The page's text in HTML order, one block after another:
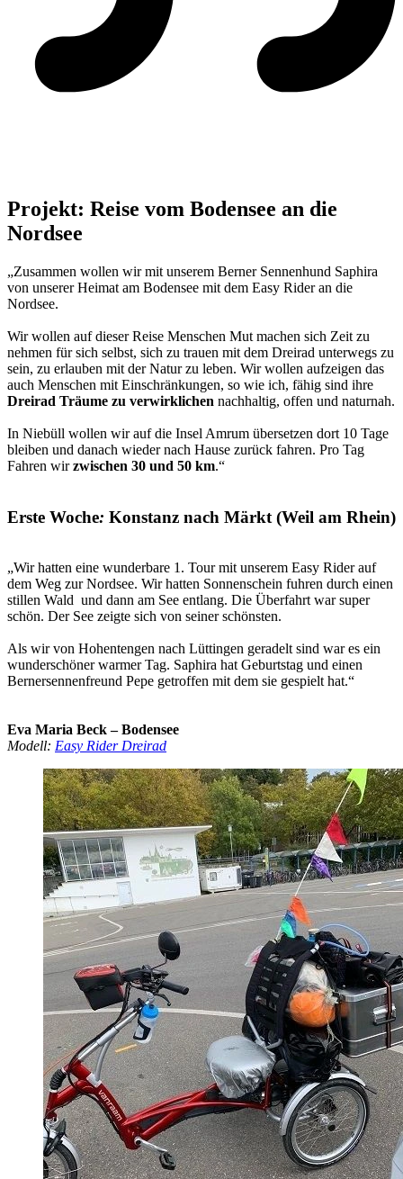
Projekt: Reise vom Bodensee an die
Nordsee
„Zusammen wollen wir mit unserem Berner Sennenhund Saphira
von unserer Heimat am Bodensee mit dem Easy Rider an die
Nordsee.
Wir wollen auf dieser Reise Menschen Mut machen sich Zeit zu
nehmen für sich selbst, sich zu trauen mit dem Dreirad unterwegs zu
sein, zu erlauben mit der Natur zu leben. Wir wollen aufzeigen das
auch Menschen mit Einschränkungen, so wie ich, fähig sind ihre
Dreirad Träume zu verwirklichen nachhaltig, offen und naturnah.
In Niebüll wollen wir auf die Insel Amrum übersetzen dort 10 Tage
bleiben und danach wieder nach Hause zurück fahren. Pro Tag
Fahren wirzwischen 30 und 50 km.“
Erste Woche: Konstanz nach Märkt (Weil am Rhein)
„Wir hatten eine wunderbare 1. Tour mit unserem Easy Rider auf
dem Weg zur Nordsee. Wir hatten Sonnenschein fuhren durch einen
stillen Wald und dann am See entlang. Die Überfahrt war super
schön. Der See zeigte sich von seiner schönsten.
Als wir von Hohentengen nach Lüttingen geradelt sind war es ein
wunderschöner warmer Tag. Saphira hat Geburtstag und einen
Bernersennenfreund Pepe getroffen mit dem sie gespielt hat.“
Eva Maria Beck – Bodensee
Modell: Easy Rider Dreirad